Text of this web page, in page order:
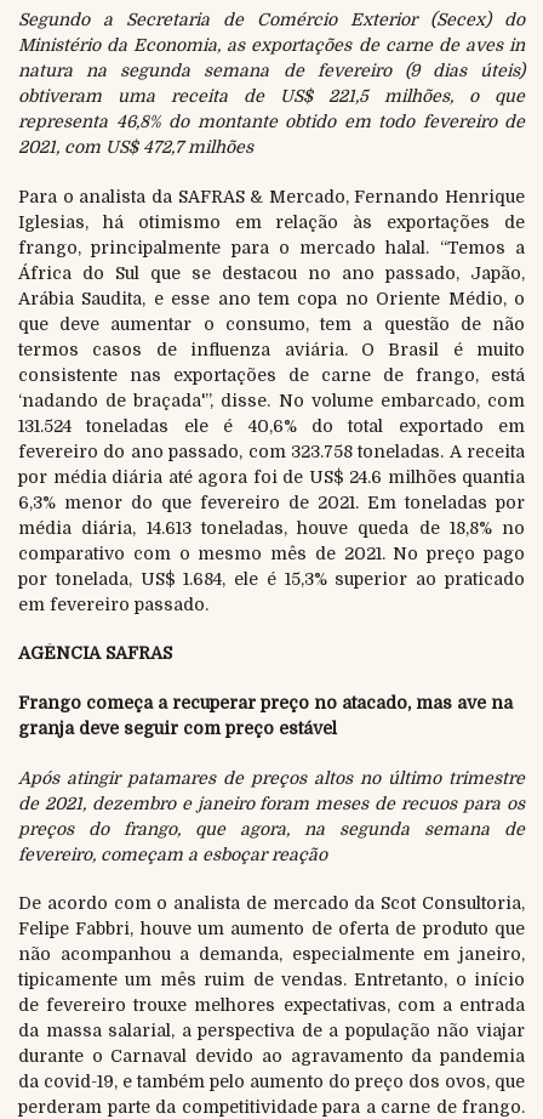
Segundo a Secretaria de Comércio Exterior (Secex) do
Ministério da Economia, as exportações de carne de aves in
natura na segunda semana de fevereiro (9 dias úteis)
obtiveram uma receita de US$ 221,5 milhões, o que
representa 46,8% do montante obtido em todo fevereiro de
2021, com US$ 472,7 milhões
Para o analista da SAFRAS & Mercado, Fernando Henrique
Iglesias, há otimismo em relação às exportações de
frango, principalmente para o mercado halal. “Temos a
África do Sul que se destacou no ano passado, Japão,
Arábia Saudita, e esse ano tem copa no Oriente Médio, o
que deve aumentar o consumo, tem a questão de não
termos casos de influenza aviária. O Brasil é muito
consistente nas exportações de carne de frango, está
‘nadando de braçada'”, disse. No volume embarcado, com
131.524 toneladas ele é 40,6% do total exportado em
fevereiro do ano passado, com 323.758 toneladas. A receita
por média diária até agora foi de US$ 24.6 milhões quantia
6,3% menor do que fevereiro de 2021. Em toneladas por
média diária, 14.613 toneladas, houve queda de 18,8% no
comparativo com o mesmo mês de 2021. No preço pago
por tonelada, US$ 1.684, ele é 15,3% superior ao praticado
em fevereiro passado.
AGÊNCIA SAFRAS
Frango começa a recuperar preço no atacado, mas ave na
granja deve seguir com preço estável
Após atingir patamares de preços altos no último trimestre
de 2021, dezembro e janeiro foram meses de recuos para os
preços do frango, que agora, na segunda semana de
fevereiro, começam a esboçar reação
De acordo com o analista de mercado da Scot Consultoria,
Felipe Fabbri, houve um aumento de oferta de produto que
não acompanhou a demanda, especialmente em janeiro,
tipicamente um mês ruim de vendas. Entretanto, o início
de fevereiro trouxe melhores expectativas, com a entrada
da massa salarial, a perspectiva de a população não viajar
durante o Carnaval devido ao agravamento da pandemia
da covid-19, e também pelo aumento do preço dos ovos, que
perderam parte da competitividade para a carne de frango.